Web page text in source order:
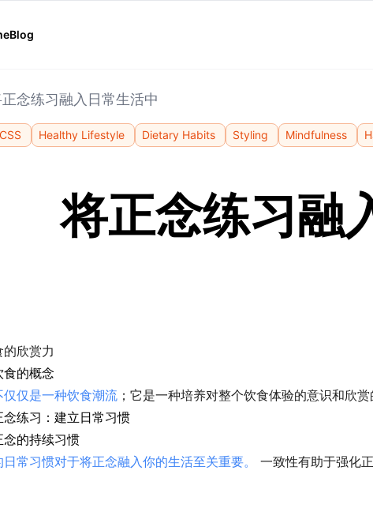
Blog
念练习融入日常生活中
CSS Healthy Lifestyle Dietary Habits Styling Mindfulness
将正念练习融
欣赏力
的概念
仅仅是一种饮食潮流 ；它是一种培养对整个饮食体验的意识和欣赏
念练习：建立日常习惯
念的持续习惯
常习惯对于将正念融入你的生活至关重要。
一致性有助于强化正